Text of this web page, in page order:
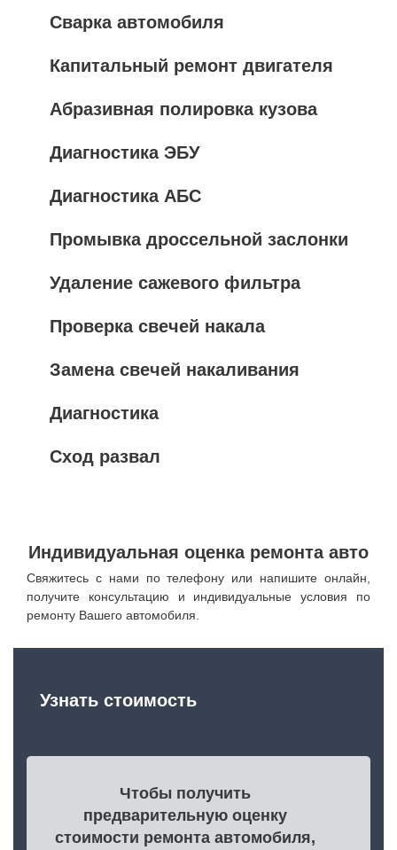
Сварка автомобиля
Капитальный ремонт двигателя
Абразивная полировка кузова
Диагностика ЭБУ
Диагностика АБС
Промывка дроссельной заслонки
Удаление сажевого фильтра
Проверка свечей накала
Замена свечей накаливания
Диагностика
Сход развал
Индивидуальная оценка ремонта авто
Свяжитесь с нами по телефону или напишите онлайн,
получите консультацию и индивидуальные условия по
ремонту Вашего автомобиля.
Узнать стоимость
Чтобы получить
предварительную оценку
стоимости ремонта автомобиля,